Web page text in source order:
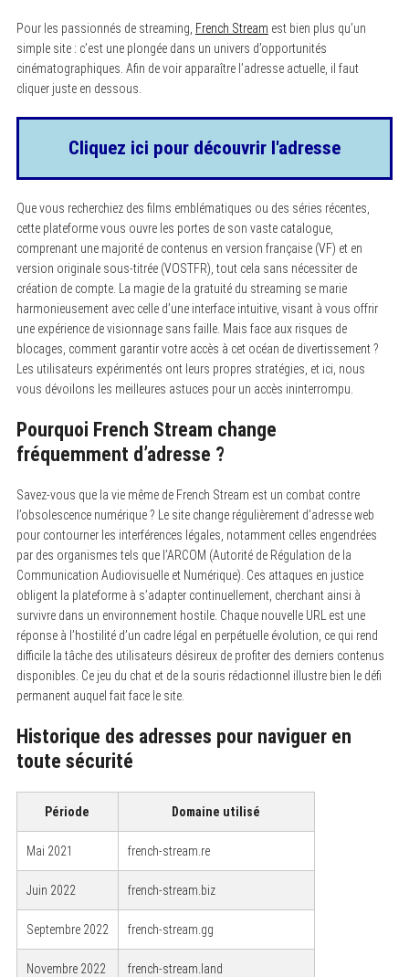
Pour les passionnés de streaming, French Stream est bien plus qu’un
simple site : c’est une plongée dans un univers d’opportunités
cinématographiques. Afin de voir apparaître l’adresse actuelle, il faut
cliquer juste en dessous.
Cliquez ici pour découvrir l'adresse
Que vous recherchiez des films emblématiques ou des séries récentes,
cette plateforme vous ouvre les portes de son vaste catalogue,
comprenant une majorité de contenus en version française (VF) et en
version originale sous-titrée (VOSTFR), tout cela sans nécessiter de
création de compte. La magie de la gratuité du streaming se marie
harmonieusement avec celle d’une interface intuitive, visant à vous offrir
une expérience de visionnage sans faille. Mais face aux risques de
blocages, comment garantir votre accès à cet océan de divertissement ?
Les utilisateurs expérimentés ont leurs propres stratégies, et ici, nous
vous dévoilons les meilleures astuces pour un accès ininterrompu.
Pourquoi French Stream change
fréquemment d’adresse ?
Savez-vous que la vie même de French Stream est un combat contre
l’obsolescence numérique ? Le site change régulièrement d’adresse web
pour contourner les interférences légales, notamment celles engendrées
par des organismes tels que l’ARCOM (Autorité de Régulation de la
Communication Audiovisuelle et Numérique). Ces attaques en justice
obligent la plateforme à s’adapter continuellement, cherchant ainsi à
survivre dans un environnement hostile. Chaque nouvelle URL est une
réponse à l’hostilité d’un cadre légal en perpétuelle évolution, ce qui rend
difficile la tâche des utilisateurs désireux de profiter des derniers contenus
disponibles. Ce jeu du chat et de la souris rédactionnel illustre bien le défi
permanent auquel fait face le site.
Historique des adresses pour naviguer en
toute sécurité
Période Domaine utilisé
Mai 2021 french-stream.re
Juin 2022 french-stream.biz
Septembre 2022 french-stream.gg
Novembre 2022 french-stream.land